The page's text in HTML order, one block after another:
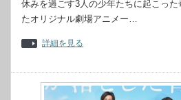
休みを過ごす3人の少年たちに起こっ
たオリジナル劇場アニメー…
詳細を見る